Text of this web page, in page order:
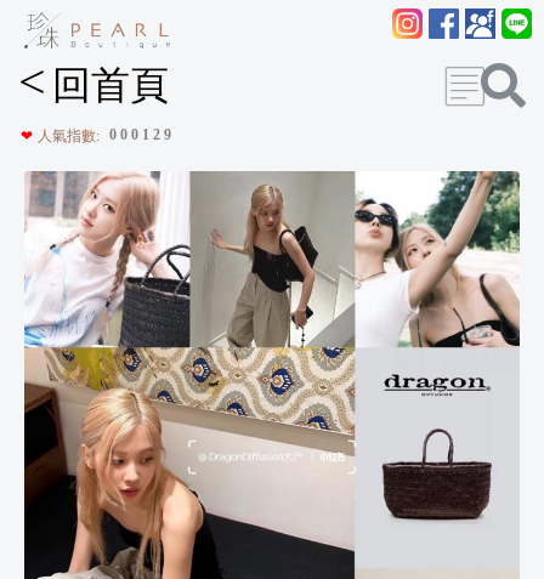
< 回首頁
❤ 人氣指數: 0 0 0 1 2 9